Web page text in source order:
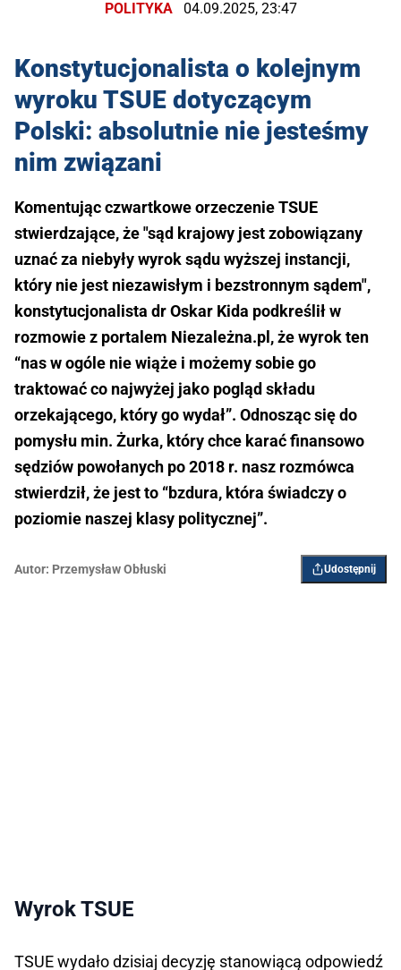
POLITYKA 04.09.2025, 23:47
Konstytucjonalista o kolejnym
wyroku TSUE dotyczącym
Polski: absolutnie nie jesteśmy
nim związani
Komentując czwartkowe orzeczenie TSUE
stwierdzające, że "sąd krajowy jest zobowiązany
uznać za niebyły wyrok sądu wyższej instancji,
który nie jest niezawisłym i bezstronnym sądem",
konstytucjonalista dr Oskar Kida podkreślił w
rozmowie z portalem Niezależna.pl, że wyrok ten
“nas w ogóle nie wiąże i możemy sobie go
traktować co najwyżej jako pogląd składu
orzekającego, który go wydał”. Odnosząc się do
pomysłu min. Żurka, który chce karać finansowo
sędziów powołanych po 2018 r. nasz rozmówca
stwierdził, że jest to “bzdura, która świadczy o
poziomie naszej klasy politycznej”.
Autor: Przemysław Obłuski Udostępnij
Wyrok TSUE
TSUE wydało dzisiaj decyzję stanowiącą odpowiedź